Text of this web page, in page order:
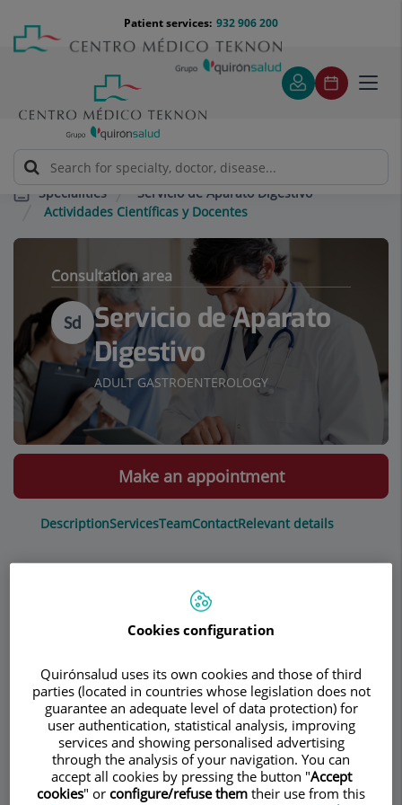
content
Menú
teléfono
cabecera
932 906 200
Patient services:
Specialities
Servicio de Aparato Digestivo
Actividades Científicas y Docentes
Consultation area
Sd
Servicio de Aparato
Digestivo
ADULT GASTROENTEROLOGY
DescriptionServicesTeamContactRelevant details
Make an appointment
Docentes
Dr. Fermín Mearin
Cursos y seminarios impartidos:Más de 300
Cookies configuration
Quirónsalud uses its own cookies and those of third
parties (located in countries whose legislation does not
guarantee an adequate level of data protection) for
user authentication, statistical analysis, improving
services and showing personalised advertising
through the analysis of your navigation. You can
accept all cookies by pressing the button "Accept
cookies" or configure/refuse them their use from this